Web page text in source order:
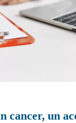
cancer, un